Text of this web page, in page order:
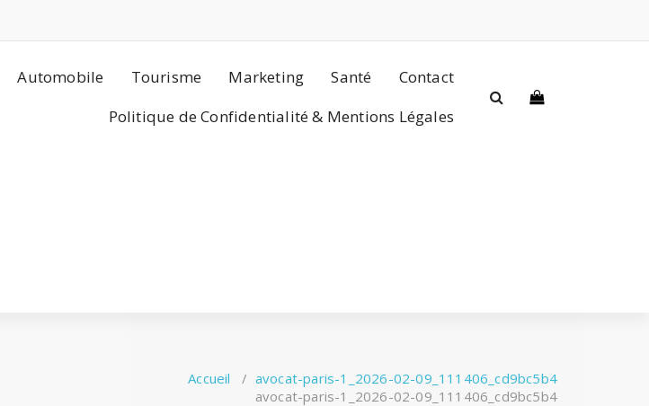
Automobile Tourisme Marketing Santé
Contact
Politique de Confidentialité & Mentions Légales
Accueil / avocat-paris-1_2026-02-09_111406_cd9bc5b4
avocat-paris-1_2026-02-09_111406_cd9bc5b4